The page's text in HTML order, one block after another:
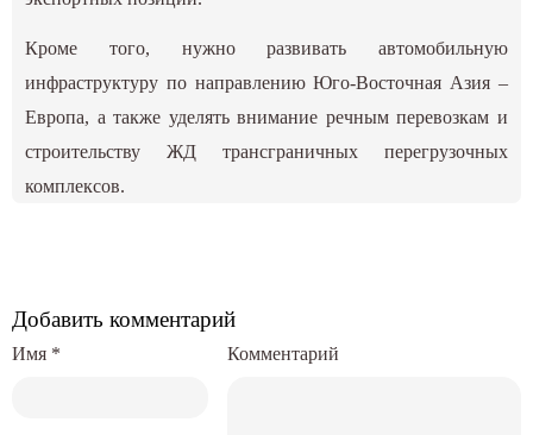
Кроме того, нужно развивать автомобильную
инфраструктуру по направлению Юго-Восточная Азия –
Европа, а также уделять внимание речным перевозкам и
строительству ЖД трансграничных перегрузочных
комплексов.
Добавить комментарий
Комментарий
Имя *